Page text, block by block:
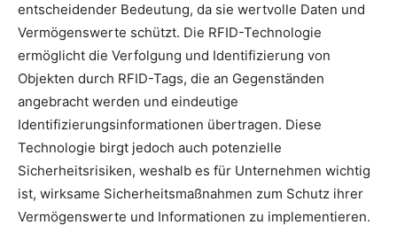
entscheidender Bedeutung, da sie wertvolle Daten und
Vermögenswerte schützt. Die RFID-Technologie
ermöglicht die Verfolgung und Identifizierung von
Objekten durch RFID-Tags, die an Gegenständen
angebracht werden und eindeutige
Identifizierungsinformationen übertragen. Diese
Technologie birgt jedoch auch potenzielle
Sicherheitsrisiken, weshalb es für Unternehmen wichtig
ist, wirksame Sicherheitsmaßnahmen zum Schutz ihrer
Vermögenswerte und Informationen zu implementieren.